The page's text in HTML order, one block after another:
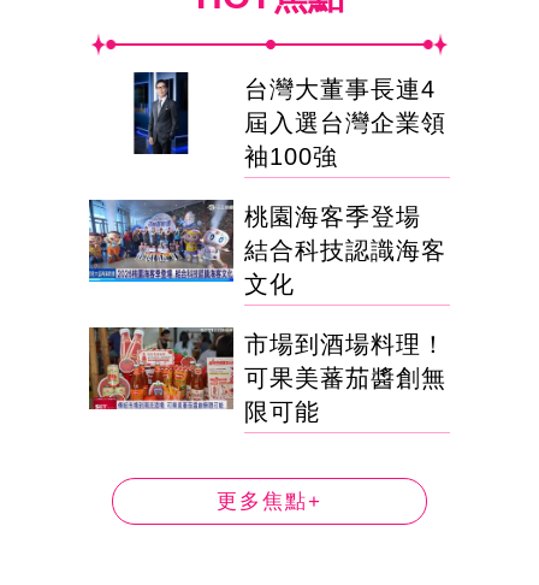
台灣大董事長連4
屆入選台灣企業領
袖100強
桃園海客季登場
結合科技認識海客
文化
市場到酒場料理！
可果美蕃茄醬創無
限可能
更多焦點+